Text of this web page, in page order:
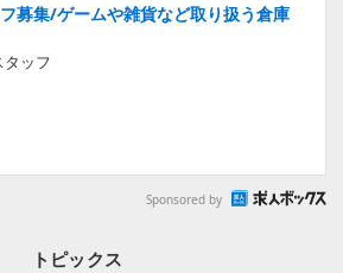
募集/ゲームや雑貨など取り扱う倉庫
ッフ
Sponsored by
トピックス